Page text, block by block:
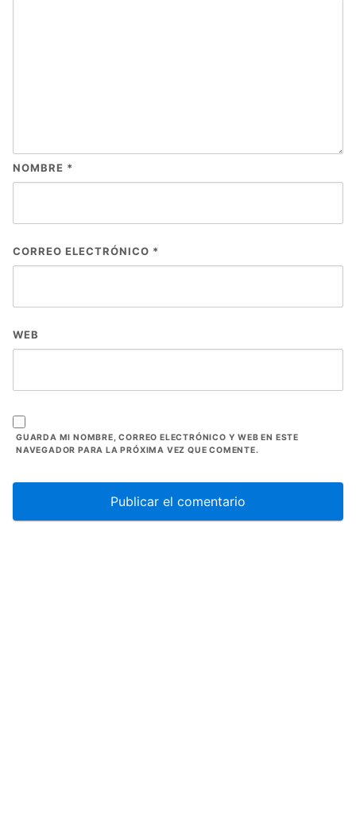
NOMBRE *
CORREO ELECTRÓNICO *
WEB
GUARDA MI NOMBRE, CORREO ELECTRÓNICO Y WEB EN ESTE
NAVEGADOR PARA LA PRÓXIMA VEZ QUE COMENTE.